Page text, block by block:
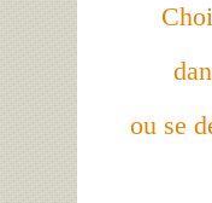
ou se